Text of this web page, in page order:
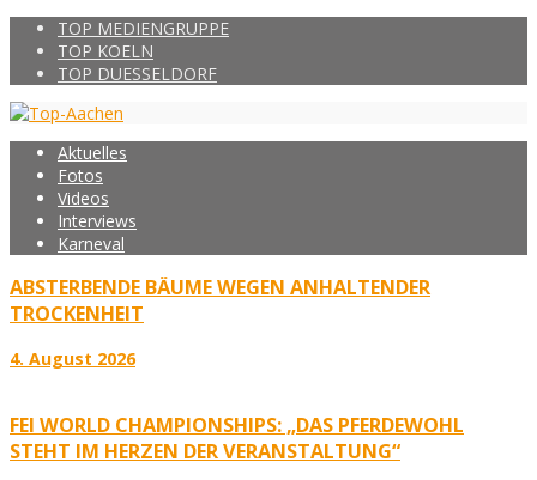
TOP MEDIENGRUPPE
TOP KOELN
TOP DUESSELDORF
Aktuelles
Fotos
Videos
Interviews
Karneval
ABSTERBENDE BÄUME WEGEN ANHALTENDER
TROCKENHEIT
4. August 2026
FEI WORLD CHAMPIONSHIPS: „DAS PFERDEWOHL
STEHT IM HERZEN DER VERANSTALTUNG“